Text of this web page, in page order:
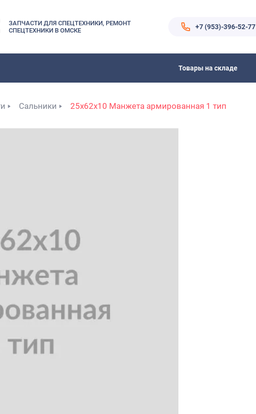
ЗАПЧАСТИ ДЛЯ СПЕЦТЕХНИКИ, РЕМОНТ
СПЕЦТЕХНИКИ В ОМСКЕ
+7 (953)-396-52-77
Товары на складе
Сальники 25x62x10 Манжета армированная 1 тип